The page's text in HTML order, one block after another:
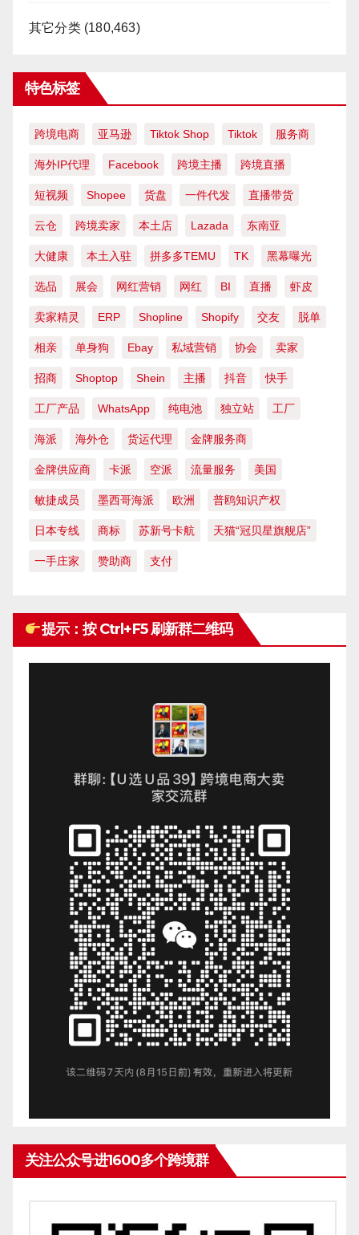
其它分类(180,463)
特色标签
跨境电商 亚马逊 Tiktok Shop Tiktok 服务商
海外IP代理 Facebook 跨境主播 跨境直播
短视频 Shopee 货盘 一件代发 直播带货
云仓 跨境卖家 本土店 Lazada 东南亚
大健康 本土入驻 拼多多TEMU TK 黑幕曝光
选品 展会 网红营销 网红 BI 直播 虾皮
卖家精灵 ERP Shopline Shopify 交友 脱单
相亲 单身狗 Ebay 私域营销 协会 卖家
招商 Shoptop Shein 主播 抖音 快手
工厂产品 WhatsApp 纯电池 独立站 工厂
海派 海外仓 货运代理 金牌服务商
金牌供应商 卡派 空派 流量服务 美国
敏捷成员 墨西哥海派 欧洲 普鸥知识产权
日本专线 商标 苏新号卡航 天猫“冠贝星旗舰店”
一手庄家 赞助商 支付
提示：按 Ctrl+F5 刷新群二维码
关注公众号进1600多个跨境群